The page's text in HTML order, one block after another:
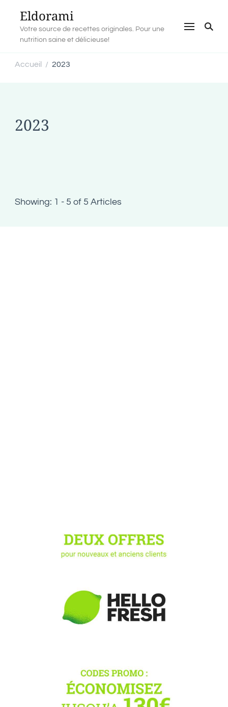
Eldorami
Votre source de recettes originales. Pour une
nutrition saine et délicieuse!
Accueil / 2023
2023
Showing: 1 - 5 of 5 Articles